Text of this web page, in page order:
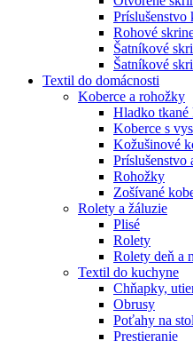
Príslušenstvo
Rohové
Šatníkové
Šatníkové
Textil do domácnosti
Koberce a rohožky
Hladko tkané
Koberce s
Kožušinové
Príslušenstvo
Rohožky
Zošívané
Rolety a žáluzie
Plisé
Rolety
Rolety deň a
Textil do kuchyne
Chňapky,
Obrusy
Poťahy na
Prestieranie